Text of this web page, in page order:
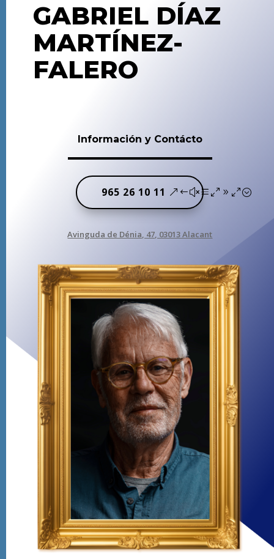
GABRIEL DÍAZ
MARTÍNEZ-
FALERO
Información y Contácto
965 26 10 11
Avinguda de Dénia, 47, 03013 Alacant